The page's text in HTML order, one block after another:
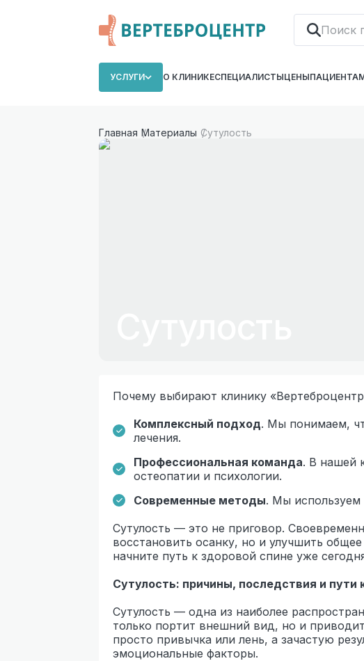
УСЛУГИ О КЛИНИКЕСПЕЦИАЛИСТЫЦЕНЫ
Главная Материалы Сутулость
Почему выбирают клинику
Комплексный подход. Мы понимаем,
лечения.
Профессиональная команда. В нашей
остеопатии и психологии.
Современные методы. Мы используем
Сутулость — это не приговор.
восстановить осанку, но и улучшить
начните путь к здоровой спине уже
Сутулость: причины, последствия и пути
Сутулость — одна из наиболее
только портит внешний вид, но и
просто привычка или лень, а зачастую
эмоциональные факторы.